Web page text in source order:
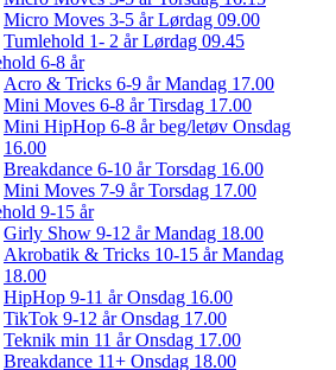
Micro Moves 3-5 år Lørdag 09.00
Tumlehold 1- 2 år Lørdag 09.45
6-8 år
Acro & Tricks 6-9 år Mandag 17.00
Mini Moves 6-8 år Tirsdag 17.00
Mini HipHop 6-8 år beg/letøv Onsdag
16.00
Breakdance 6-10 år Torsdag 16.00
Mini Moves 7-9 år Torsdag 17.00
9-15 år
Girly Show 9-12 år Mandag 18.00
Akrobatik & Tricks 10-15 år Mandag
18.00
HipHop 9-11 år Onsdag 16.00
TikTok 9-12 år Onsdag 17.00
Teknik min 11 år Onsdag 17.00
Breakdance 11+ Onsdag 18.00